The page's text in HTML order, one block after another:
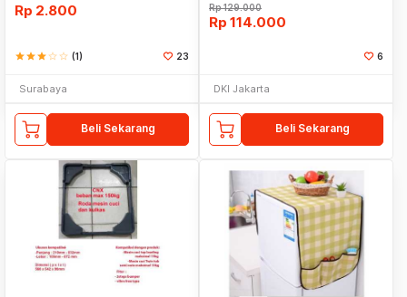
Rp 2.800
starstarstarstar_borderstar_border (1) 23
Surabaya
Beli Sekarang
Rp129.000
Rp 114.000
6
DKI Jakarta
Beli Sekarang